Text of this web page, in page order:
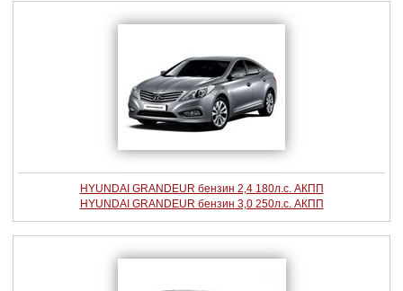
HYUNDAI GRANDEUR бензин 2,4 180л.с. АКПП
HYUNDAI GRANDEUR бензин 3,0 250л.с. АКПП